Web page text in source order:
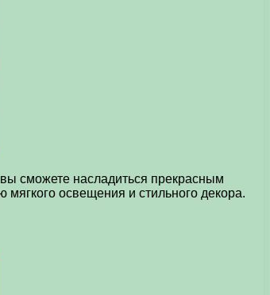
сможете насладиться прекрасным
освещения и стильного декора.